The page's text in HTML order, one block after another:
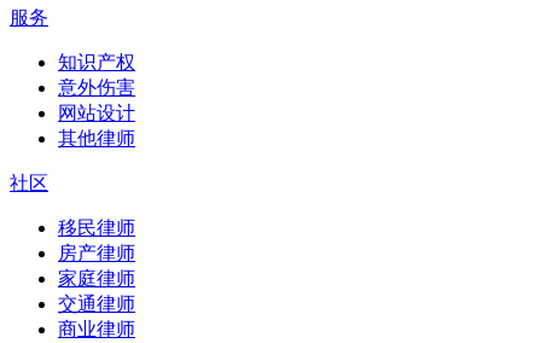
服务
知识产权
意外伤害
网站设计
其他律师
社区
移民律师
房产律师
家庭律师
交通律师
商业律师